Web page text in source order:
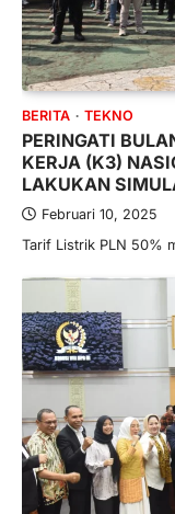
BERITA TEKNO
PERINGATI
KERJA (K3)
LAKUKAN
Februari 10, 2025
Tarif Listrik PLN 50%